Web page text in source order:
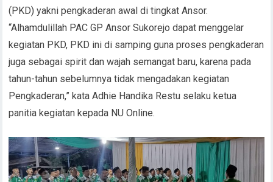
(PKD) yakni pengkaderan awal di tingkat Ansor.
“Alhamdulillah PAC GP Ansor Sukorejo dapat menggelar
kegiatan PKD, PKD ini di samping guna proses pengkaderan
juga sebagai spirit dan wajah semangat baru, karena pada
tahun-tahun sebelumnya tidak mengadakan kegiatan
Pengkaderan,” kata Adhie Handika Restu selaku ketua
panitia kegiatan kepada NU Online.